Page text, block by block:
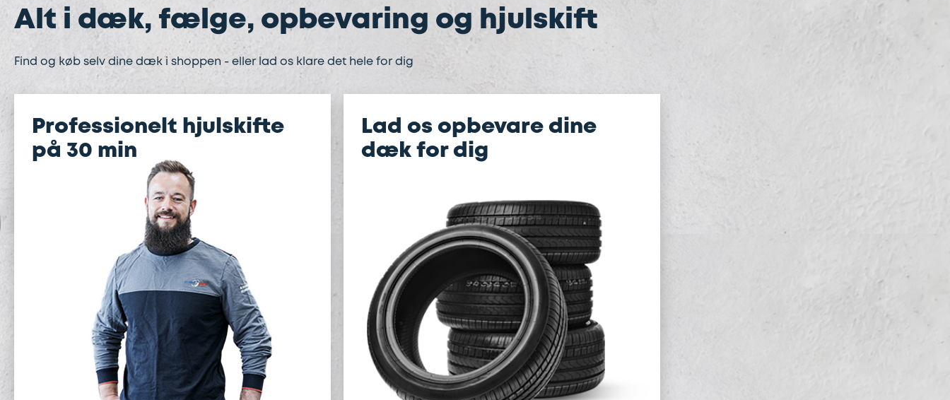
Alt i dæk, fælge, opbevaring og hjulskift
Find og køb selv dine dæk i shoppen - eller lad os klare det hele for dig
Professionelt hjulskifte
på 30 min
Lad os opbevare dine
dæk for dig